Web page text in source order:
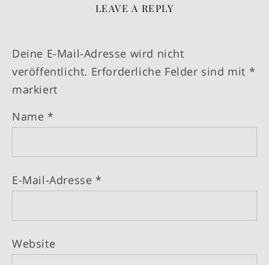
LEAVE A REPLY
Deine E-Mail-Adresse wird nicht
veröffentlicht. Erforderliche Felder sind mit *
markiert
Name *
E-Mail-Adresse *
Website